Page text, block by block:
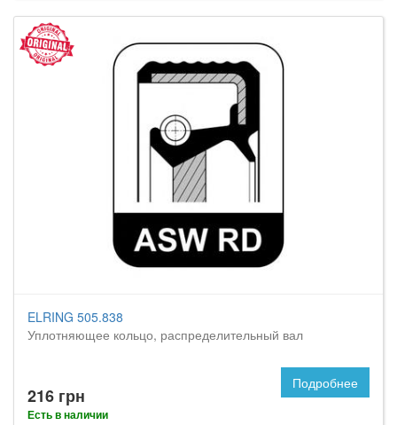
ELRING 505.838
Уплотняющее кольцо, распределительный вал
216 грн
Есть в наличии
Подробнее